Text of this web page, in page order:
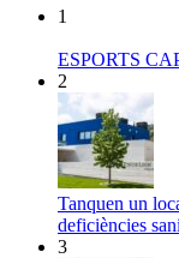
1
ESPORTS
2
Tanquen un
deficiències
3